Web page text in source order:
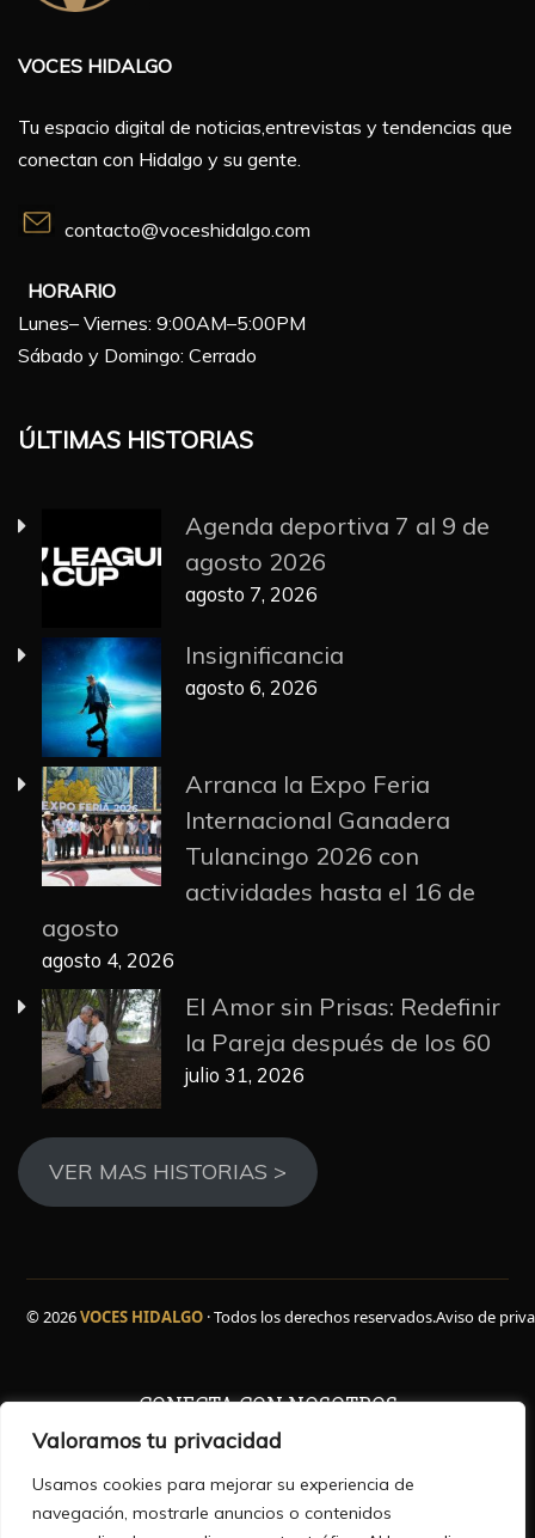
Valoramos tu privacidad
Usamos cookies para mejorar su experiencia de
navegación, mostrarle anuncios o contenidos
VOCES HIDALGO
Tu espacio digital de noticias,entrevistas y tendencias que
conectan con Hidalgo y su gente.
contacto@voceshidalgo.com
HORARIO
Lunes– Viernes: 9:00AM–5:00PM
Sábado y Domingo: Cerrado
ÚLTIMAS HISTORIAS
Agenda deportiva 7 al 9 de
agosto 2026
agosto 7, 2026
Insignificancia
agosto 6, 2026
Arranca la Expo Feria
Internacional Ganadera
Tulancingo 2026 con
actividades hasta el 16 de
agosto
agosto 4, 2026
El Amor sin Prisas: Redefinir
la Pareja después de los 60
julio 31, 2026
VER MAS HISTORIAS >
© 2026VOCES HIDALGO · Todos los derechos reservados.Aviso de
CONECTA CON NOSOTROS
Facebook
WhatsApp
Instagram
YouTube
TikTok
X